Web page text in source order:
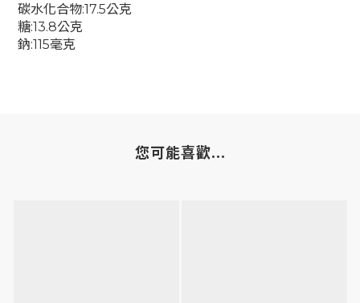
碳水化合物:17.5公克
糖:13.8公克
鈉:115毫克
您可能喜歡...